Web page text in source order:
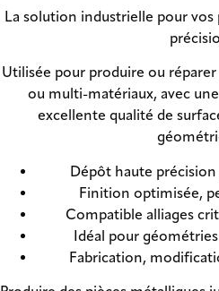
La solution industrielle pour vos
Utilisée pour produire ou
ou multi-matériaux, avec
excellente qualité de
Dépôt haute
Finition optimisée,
Compatible alliages
Idéal pour
Fabrication,